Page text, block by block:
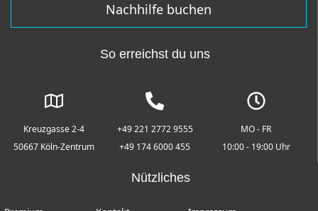
Nachhilfe buchen
So erreichst du uns
Kreuzgasse 2-4
50667 Köln-Zentrum
+49 221 2772 9555
+49 174 6000 455
MO - FR
10:00 - 19:00 Uhr
Nützliches